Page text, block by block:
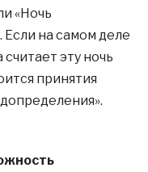
«Ночь
Если на самом деле
эту ночь
принятия